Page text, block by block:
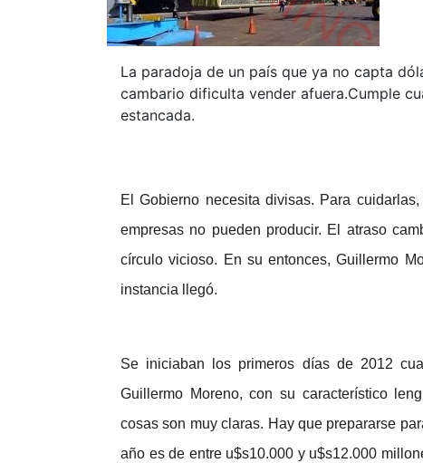
La paradoja de un país que ya no capta
cambario dificulta vender afuera.Cumple
estancada.
El Gobierno necesita divisas. Para
empresas no pueden producir. El atraso
círculo vicioso. En su entonces, Guillermo
instancia llegó.
Se iniciaban los primeros días de 2012
Guillermo Moreno, con su característico
cosas son muy claras. Hay que prepararse
año es de entre u$s10.000 y u$s12.000